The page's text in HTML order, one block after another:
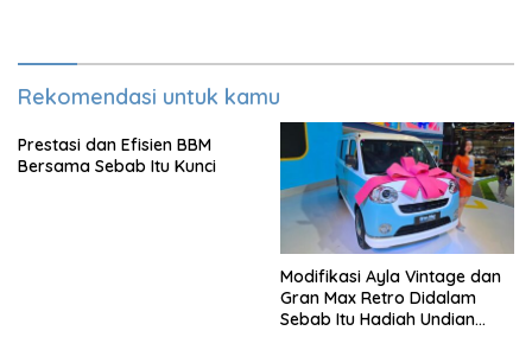
Rekomendasi untuk kamu
Prestasi dan Efisien BBM
Bersama Sebab Itu Kunci
Modifikasi Ayla Vintage dan
Gran Max Retro Didalam
Sebab Itu Hadiah Undian